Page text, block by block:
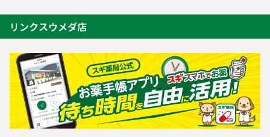
リンクスウメダ店